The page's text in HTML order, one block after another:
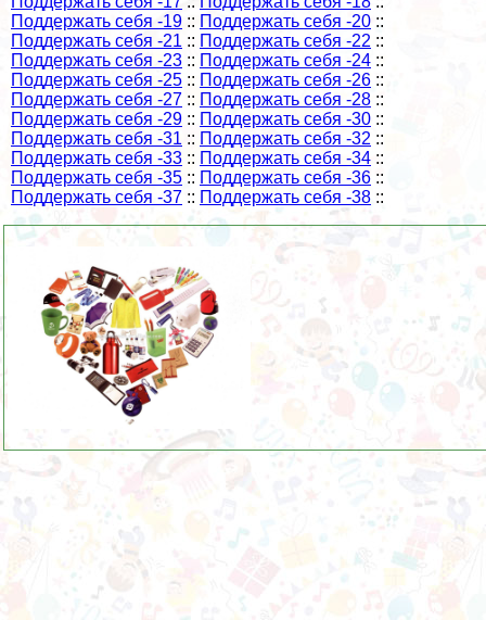
Поддержать себя -19 :: Поддержать себя -20 ::
Поддержать себя -21 :: Поддержать себя -22 ::
Поддержать себя -23 :: Поддержать себя -24 ::
Поддержать себя -25 :: Поддержать себя -26 ::
Поддержать себя -27 :: Поддержать себя -28 ::
Поддержать себя -29 :: Поддержать себя -30 ::
Поддержать себя -31 :: Поддержать себя -32 ::
Поддержать себя -33 :: Поддержать себя -34 ::
Поддержать себя -35 :: Поддержать себя -36 ::
Поддержать себя -37 :: Поддержать себя -38 ::